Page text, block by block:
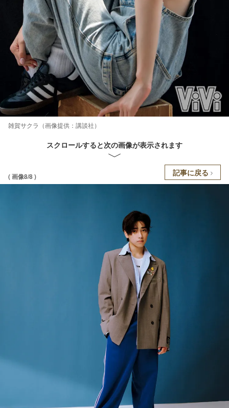
雑賀サクラ（画像提供：講談社）
スクロールすると次の画像が表示されます
( 画像8/8 ) 記事に戻る